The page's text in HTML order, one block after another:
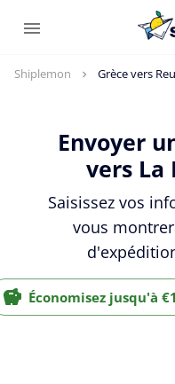
Shiplemon Grèce vers
Envoyer
vers
Saisissez vos
vous
Économisez jusqu'à